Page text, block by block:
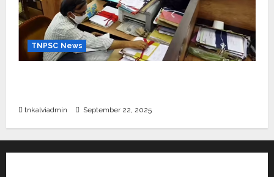
TNPSC News
tnkalviadmin September 22, 2025